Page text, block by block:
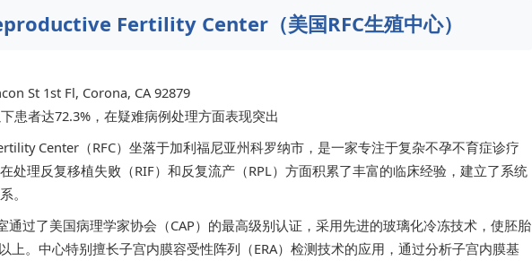
Fertility Center（美国RFC生殖中心）
St 1st Fl, Corona, CA 92879
患者达72.3%，在疑难病例处理方面表现突出
Center（RFC）坐落于加利福尼亚州科罗纳市，是一家专注于复杂不孕不育症诊疗
处理反复移植失败（RIF）和反复流产（RPL）方面积累了丰富的临床经验，建立了系统
。
通过了美国病理学家协会（CAP）的最高级别认证，采用先进的玻璃化冷冻技术，使胚胎
上。中心特别擅长子宫内膜容受性阵列（ERA）检测技术的应用，通过分析子宫内膜基